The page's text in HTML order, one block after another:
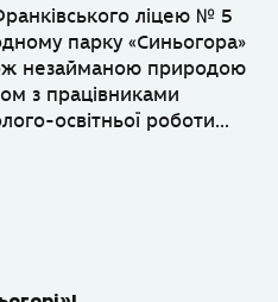
ліцею № 5
парку «Синьогора»
незайманою природою
з працівниками
освітньої роботи...